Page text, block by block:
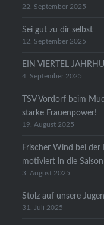
22. September 2025
Sei gut zu dir selbst
12. September 2025
EIN VIERTEL
4. September 2025
TSV Vordorf beim
starke Frauenpower!
19. August 2025
Frischer Wind bei der
motiviert in die Saison
3. August 2025
Stolz auf unsere
31. Juli 2025